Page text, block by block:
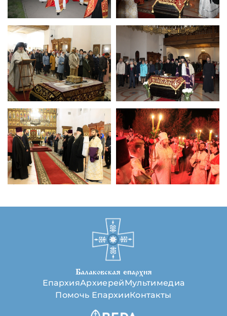
Балаковская епархия
ЕпархияАрхиерейМультимедиа
Помочь ЕпархииКонтакты